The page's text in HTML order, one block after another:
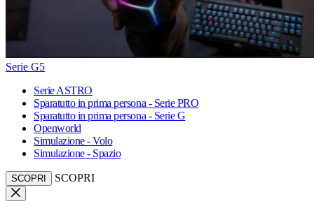
Serie G5
Serie ASTRO
Sparatutto in prima persona - Serie PRO
Sparatutto in prima persona - Serie G
Openworld
Simulazione - Volo
Simulazione - Spazio
SCOPRI SCOPRI